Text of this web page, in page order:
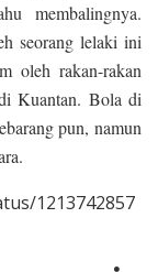
membalingnya.
seorang lelaki ini
oleh rakan-rakan
Kuantan. Bola di
pun, namun
1213742857